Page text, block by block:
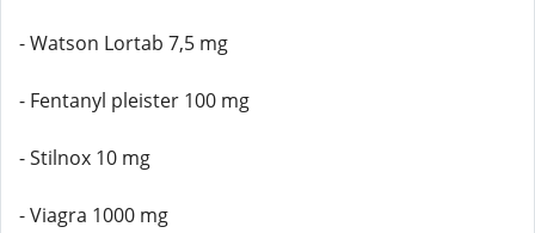
- Watson Lortab 7,5 mg
- Fentanyl pleister 100 mg
- Stilnox 10 mg
- Viagra 1000 mg